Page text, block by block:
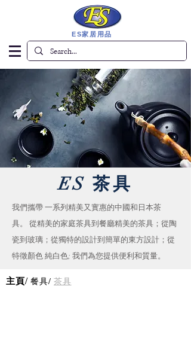
ES家居用品
ES 茶具
我們攜帶 一系列精美又實惠的中國和日本茶
具。 從精美的家庭茶具到餐廳精美的茶具；從陶
瓷到玻璃；從獨特的設計到簡單的東方設計；從
特徵顏色 純白色; 我們為您提供便利和質量。
主頁/ 餐具/ 茶具